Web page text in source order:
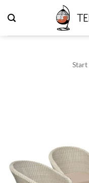
Inhalt
springen
Start